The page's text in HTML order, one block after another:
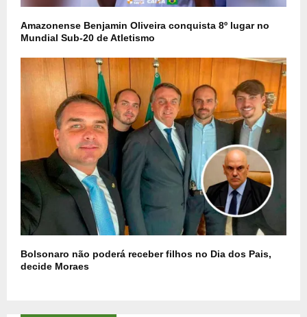
Amazonense Benjamin Oliveira conquista 8º lugar no
Mundial Sub-20 de Atletismo
Bolsonaro não poderá receber filhos no Dia dos Pais,
decide Moraes